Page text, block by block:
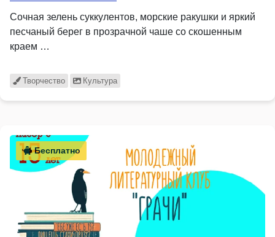
Сочная зелень суккулентов, морские ракушки и яркий
песчаный берег в прозрачной чаше со скошенным
краем …
Творчество Культура
Бесплатно